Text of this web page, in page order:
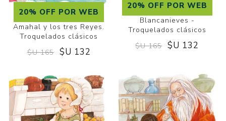
20% OFF POR WEB
Amahal y los tres Reyes.
Troquelados clásicos
$U 165 $U 132
20% OFF POR WEB
Blancanieves -
Troquelados clásicos
$U 165 $U 132